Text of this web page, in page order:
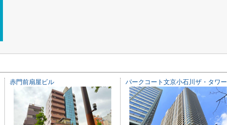
赤門前扇屋ビル パークコート文京小石川ザ・タワー